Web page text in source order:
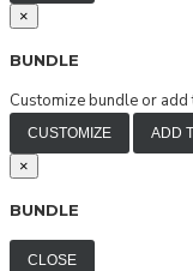
×
BUNDLE
Customize bundle or add
CUSTOMIZE ADD
×
BUNDLE
CLOSE